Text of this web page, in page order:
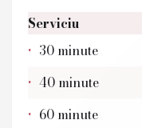
Serviciu
30 minute
40 minute
60 minute